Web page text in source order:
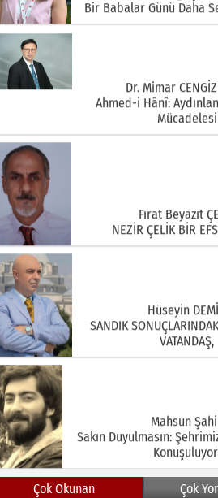
Bir Babalar Günü Daha
Dr. Mimar
Ahmed-i Hânî:
Mücadelesi
Fırat Beyazıt
NEZİR ÇELİK BİR
Hüseyin
SANDIK
VATANDAŞ,
Mahsun
Sakın Duyulmasın:
Çok Okunan Çok